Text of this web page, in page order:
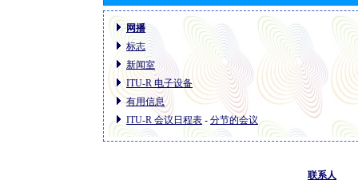
网播
标志
新闻室
ITU-R 电子设备
有用信息
ITU-R 会议日程表 - 分节的会议
联系人